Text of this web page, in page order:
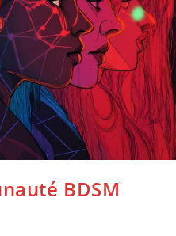
BDSM